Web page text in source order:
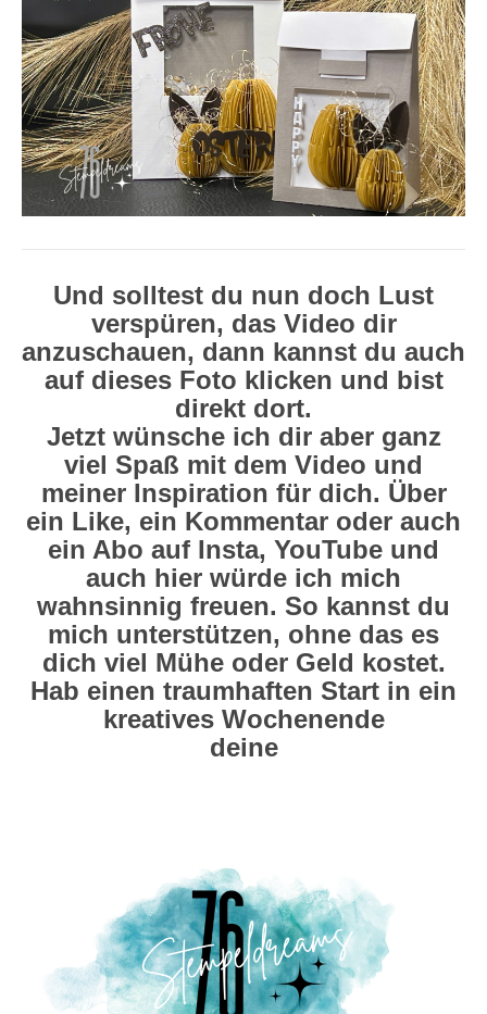
Und solltest du nun doch Lust
verspüren, das Video dir
anzuschauen, dann kannst du auch
auf dieses Foto klicken und bist
direkt dort.
Jetzt wünsche ich dir aber ganz
viel Spaß mit dem Video und
meiner Inspiration für dich. Über
ein Like, ein Kommentar oder auch
ein Abo auf Insta, YouTube und
auch hier würde ich mich
wahnsinnig freuen. So kannst du
mich unterstützen, ohne das es
dich viel Mühe oder Geld kostet.
Hab einen traumhaften Start in ein
kreatives Wochenende
deine